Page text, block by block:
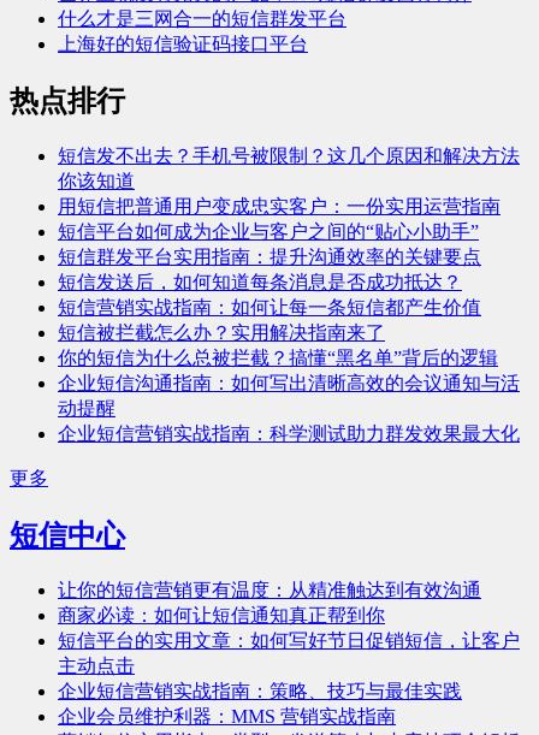
什么才是三网合一的短信群发平台
上海好的短信验证码接口平台
热点排行
短信发不出去？手机号被限制？这几个原因和解决方法
你该知道
用短信把普通用户变成忠实客户：一份实用运营指南
短信平台如何成为企业与客户之间的“贴心小助手”
短信群发平台实用指南：提升沟通效率的关键要点
短信发送后，如何知道每条消息是否成功抵达？
短信营销实战指南：如何让每一条短信都产生价值
短信被拦截怎么办？实用解决指南来了
你的短信为什么总被拦截？搞懂“黑名单”背后的逻辑
企业短信沟通指南：如何写出清晰高效的会议通知与活
动提醒
企业短信营销实战指南：科学测试助力群发效果最大化
更多
短信中心
让你的短信营销更有温度：从精准触达到有效沟通
商家必读：如何让短信通知真正帮到你
短信平台的实用文章：如何写好节日促销短信，让客户
主动点击
企业短信营销实战指南：策略、技巧与最佳实践
企业会员维护利器：MMS 营销实战指南